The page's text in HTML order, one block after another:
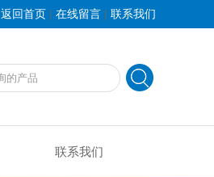
返回首页 | 在线留言 | 联系我们
联系我们